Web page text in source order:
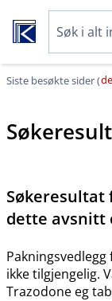
Siste besøkte sider (
Søkeresultat
dette avsnitt
ikke tilgjengelig.
Trazodone eg